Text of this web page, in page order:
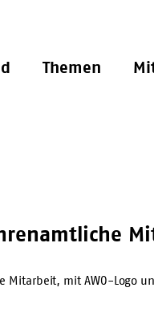
Themen
Mitarbeit, mit AWO-Logo